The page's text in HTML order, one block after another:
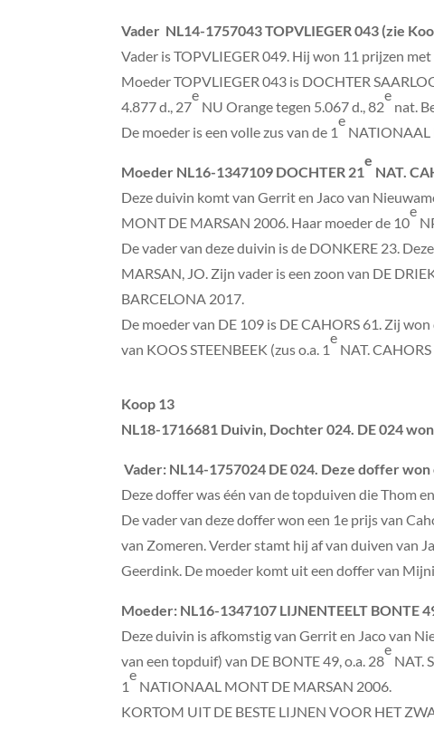
Vader NL14-1757043 TOPVLIEGER 043 (zie
Vader is TOPVLIEGER 049. Hij won 11 prijzen
Moeder TOPVLIEGER 043 is DOCHTER
4.877 d., 27
e
NU Orange tegen 5.067 d., 82
e
nat.
De moeder is een volle zus van de 1
e
NATIONAAL
Moeder NL16-1347109 DOCHTER 21
e
NAT.
Deze duivin komt van Gerrit en Jaco van
MONT DE MARSAN 2006. Haar moeder de 10
e
De vader van deze duivin is de DONKERE 23.
MARSAN, JO. Zijn vader is een zoon van DE
BARCELONA 2017.
De moeder van DE 109 is DE CAHORS 61. Zij won
van KOOS STEENBEEK (zus o.a. 1
e
NAT.
Koop 13
NL18-1716681 Duivin, Dochter 024. DE 024
Vader: NL14-1757024 DE 024. Deze doffer won
Deze doffer was één van de topduiven die Thom
De vader van deze doffer won een 1e prijs van
van Zomeren. Verder stamt hij af van duiven van
Geerdink. De moeder komt uit een doffer van
Moeder: NL16-1347107 LIJNENTEELT BONTE
Deze duivin is afkomstig van Gerrit en Jaco van
van een topduif) van DE BONTE 49, o.a. 28
e
NAT.
1
e
NATIONAAL MONT DE MARSAN 2006.
KORTOM UIT DE BESTE LIJNEN VOOR HET